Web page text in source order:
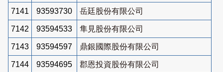
7141 93593730 岳廷股份有限公司
7142 93594533 隼見股份有限公司
7143 93594597 鼎銀國際股份有限公司
7144 93594695 郡恩投資股份有限公司